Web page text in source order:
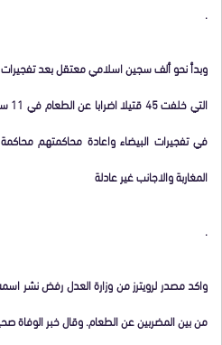
.
في تفجيرات البيضاء واعادة محاكمتهم
المغاربة والاجانب غير عادلة
.
واكد مصدر لرويترز من وزارة العدل رفض نشر
من بين المضربين عن الطعام. وقال خبر الوفاة